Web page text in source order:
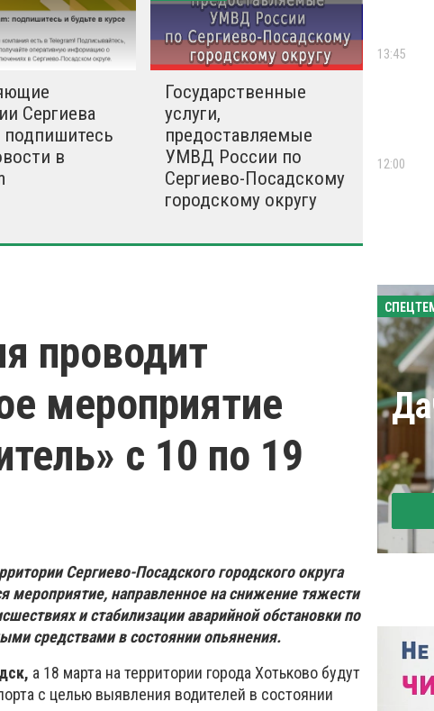
Сергиева
подпишитесь
в
Государственные
услуги,
предоставляемые
УМВД России по
Сергиево-Посадскому
городскому округу
проводит
мероприятие
с 10 по 19
Сергиево-Посадского городского округа
мероприятие, направленное на снижение тяжести
и стабилизации аварийной обстановки по
средствами в состоянии опьянения.
а 18 марта на территории города Хотьково будут
с целью выявления водителей в состоянии
13:45
12:00